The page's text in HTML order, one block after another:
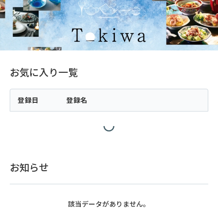
お気に入り一覧
登録日 登録名
お知らせ
該当データがありません。